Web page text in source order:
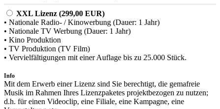
XXL Lizenz (299,00 EUR)
• Nationale Radio- / Kinowerbung (Dauer: 1 Jahr)
• Nationale TV Werbung (Dauer: 1 Jahr)
• Kino Produktion
• TV Produktion (TV Film)
• Vervielfältigungen mit einer Auflage bis zu 25.000 Stück.
Info
Mit dem Erwerb einer Lizenz sind Sie berechtigt, die gemafreie
Musik im Rahmen Ihres Lizenzpaketes projektbezogen zu nutzen;
d.h. für einen Videoclip, eine Filiale, eine Kampagne, eine